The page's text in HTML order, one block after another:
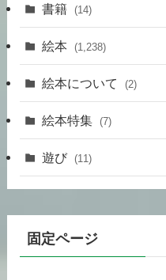
書籍 (14)
絵本 (1,238)
絵本について (2)
絵本特集 (7)
遊び (11)
固定ページ